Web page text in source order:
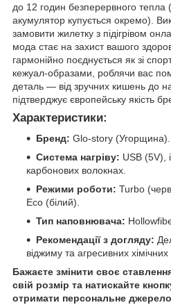
до 12 годин безперервного тепла
акумулятор купується окремо).
замовити жилетку з підігрівом
мода стає на захист вашого
гармонійно поєднується як зі
кежуал-образами, роблячи вас
деталь — від зручних кишень до
підтверджує європейську якість
Характеристики:
Бренд: Glo-story (Угорщина).
Система нагріву: USB (5V),
карбонових волокнах.
Режими роботи: Turbo
Eco (білий).
Тип наповнювача:
Рекомендації з догляду:
віджиму та агресивних хімічних
Бажаєте змінити своє
свій розмір та натискайте
отримати персональне